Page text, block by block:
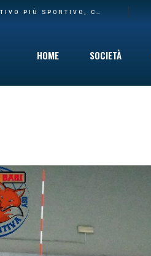
TORNA IL CAMPO ESTIVO PIÙ SPORTIVO, COINVOLGENTE E DIVERTENTE CHE C’È: DAL 10 GIUGNO VIA AL SUMMER CAMP DELLA POLISPORTIVA M BARI
HOME SOCIETÀ
Safeguarding